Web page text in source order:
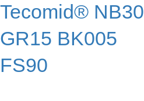
Tecomid® NB30
GR15 BK005
FS90